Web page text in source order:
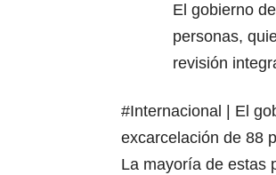
El gobierno
personas,
revisión
#Internacional
| El
excarcelación de 88
La mayoría de estas